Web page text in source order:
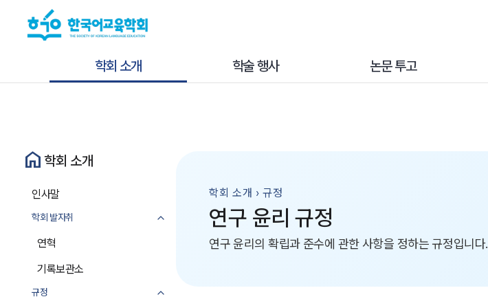
학회 소개 학술 행사 논문 투고
home 학회 소개
인사말
학회 발자취
연혁
기록보관소
규정
학회 소개 › 규정
연구 윤리 규정
연구 윤리의 확립과 준수에 관한 사항을 정하는 규정입니다.